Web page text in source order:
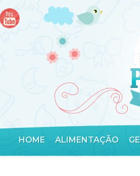
HOME ALIMENTAÇÃO